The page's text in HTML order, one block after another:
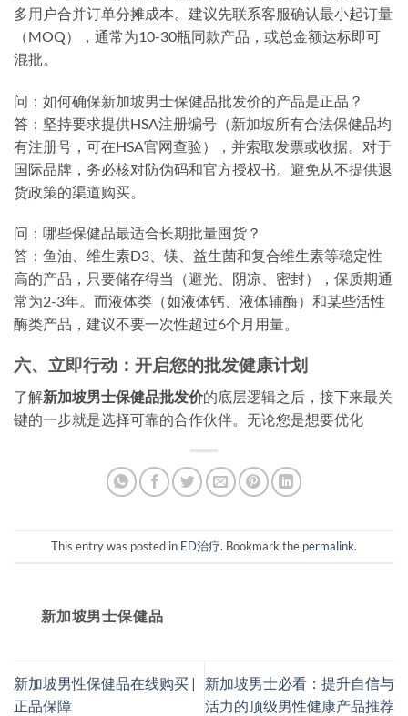
多用户合并订单分摊成本。建议先联系客服确认最小起订量
（MOQ），通常为10-30瓶同款产品，或总金额达标即可
混批。
问：如何确保新加坡男士保健品批发价的产品是正品？
答：坚持要求提供HSA注册编号（新加坡所有合法保健品均
有注册号，可在HSA官网查验），并索取发票或收据。对于
国际品牌，务必核对防伪码和官方授权书。避免从不提供退
货政策的渠道购买。
问：哪些保健品最适合长期批量囤货？
答：鱼油、维生素D3、镁、益生菌和复合维生素等稳定性
高的产品，只要储存得当（避光、阴凉、密封），保质期通
常为2-3年。而液体类（如液体钙、液体辅酶）和某些活性
酶类产品，建议不要一次性超过6个月用量。
六、立即行动：开启您的批发健康计划
了解新加坡男士保健品批发价的底层逻辑之后，接下来最关
键的一步就是选择可靠的合作伙伴。无论您是想要优化
This entry was posted in ED治疗. Bookmark the permalink.
新加坡男士保健品
新加坡男性保健品在线购买 |
正品保障
新加坡男士必看：提升自信与
活力的顶级男性健康产品推荐